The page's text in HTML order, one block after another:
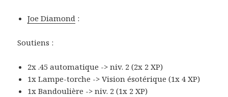
Joe Diamond :
Soutiens :
2x .45 automatique -> niv. 2 (2x 2 XP)
1x Lampe-torche -> Vision ésotérique (1x 4 XP)
1x Bandoulière -> niv. 2 (1x 2 XP)